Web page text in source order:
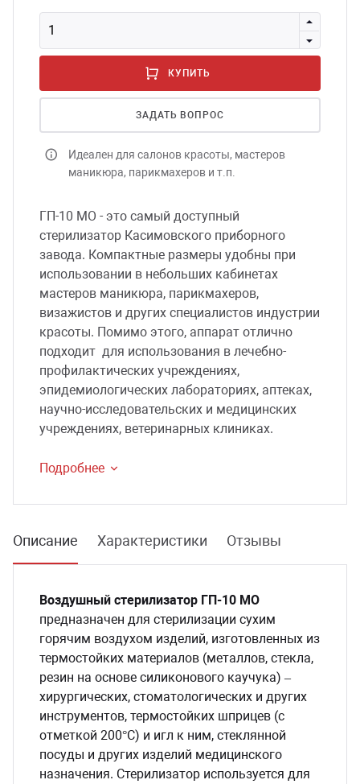
к медоборудованию
КУПИТЬ
ЗАДАТЬ ВОПРОС
Идеален для салонов красоты, мастеров
маникюра, парикмахеров и т.п.
ГП-10 МО - это самый доступный
стерилизатор Касимовского приборного
завода. Компактные размеры удобны при
использовании в небольших кабинетах
мастеров маникюра, парикмахеров,
визажистов и других специалистов индустрии
красоты. Помимо этого, аппарат отлично
подходит для использования в лечебно-
профилактических учреждениях,
эпидемиологических лабораториях, аптеках,
научно-исследовательских и медицинских
учреждениях, ветеринарных клиниках.
Подробнее
Описание Характеристики Отзывы
Воздушный стерилизатор ГП-10 МО
предназначен для стерилизации сухим
горячим воздухом изделий, изготовленных из
термостойких материалов (металлов, стекла,
резин на основе силиконового каучука) –
хирургических, стоматологических и других
инструментов, термостойких шприцев (с
отметкой 200°С) и игл к ним, стеклянной
посуды и других изделий медицинского
назначения. Стерилизатор используется для